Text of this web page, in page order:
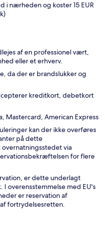
i nærheden og koster 15 EUR
af en professionel vært,
eller et erhverv.
da der er brandslukker og
kreditkort, debetkort
Mastercard, American Express
kan der ikke overføres
på dette
via
for flere
er dette underlagt
overensstemmelse med EU's
er reservation af
fortrydelsesretten.